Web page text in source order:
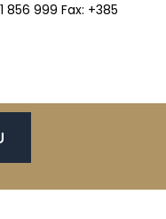
856 999 Fax: +385